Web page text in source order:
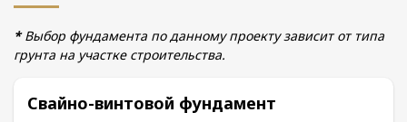
*Выбор фундамента по данному проекту зависит от типа
грунта на участке строительства.
Свайно-винтовой фундамент